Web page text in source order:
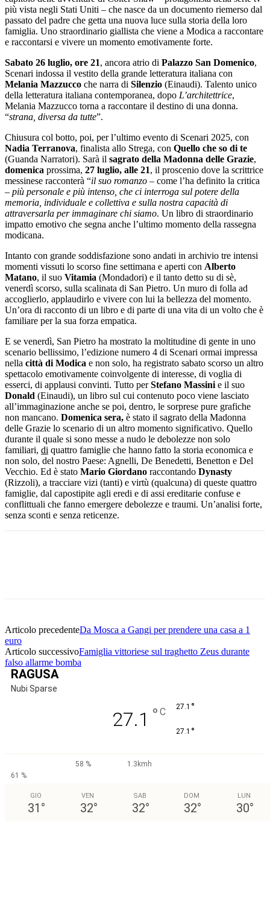
più vista negli Stati Uniti – che nasce da un documento riemerso dal
passato del padre che getta una nuova luce sulla storia della loro
famiglia. Uno straordinario giallista che viene a Modica a raccontare
e raccontarsi e vivere un momento emotivamente forte.
Sabato 26 luglio, ore 21, ancora atrio di Palazzo San Domenico,
Scenari indossa il vestito della grande letteratura italiana con
Melania Mazzucco che narra di Silenzio (Einaudi). Talento unico
della letteratura italiana contemporanea, dopo L’architettrice,
Melania Mazzucco torna a raccontare il destino di una donna.
“strana, diversa da tutte”.
Chiusura col botto, poi, per l’ultimo evento di Scenari 2025, con
Nadia Terranova, finalista allo Strega, con Quello che so di te
(Guanda Narratori). Sarà il sagrato della Madonna delle Grazie,
domenica prossima, 27 luglio, alle 21, il proscenio dove la scrittrice
messinese racconterà “il suo romanzo – come l’ha definito la critica
– più personale e più intenso, che ci interroga sul potere della
memoria, individuale e collettiva e sulla nostra capacità di
attraversarla per immaginare chi siamo. Un libro di straordinario
impatto emotivo che segna anche l’ultimo momento della rassegna
modicana.
Intanto con grande soddisfazione sono andati in archivio tre intensi
momenti vissuti lo scorso fine settimana e aperti con Alberto
Matano, il suo Vitamia (Mondadori) e il tanto detto su di sè,
venerdì scorso, sulla scalinata di San Pietro. Un muro di folla ad
accoglierlo, applaudirlo e vivere con lui la bellezza del momento.
Un’ora di racconto di un libro e di parte di una vita di un volto che è
familiare per la sua forza empatica.
E se venerdì, San Pietro ha mostrato la moltitudine di gente in uno
scenario bellissimo, l’edizione numero 4 di Scenari ormai impressa
nella città di Modica e non solo, ha registrato sabato scorso un altro
spettacolo emotivamente coinvolgente di interesse, di voglia di
esserci, di applausi convinti. Tutto perStefano Massini e il suo
Donald (Einaudi), un libro sul cui contenuto poco viene lasciato
all’immaginazione anche se poi, dentro, le sorprese pure grafiche
non mancano. Domenica sera, è stato il sagrato della Madonna
delle Grazie lo scenario di un altro momento significativo. Quello
durante il quale si sono messe a nudo le debolezze non solo
familiari, di quattro famiglie che hanno fatto la storia economica e
non solo, del nostro Paese: Agnelli, De Benedetti, Benetton e Del
Vecchio. Ed è stato Mario Giordano raccontando Dynasty
(Rizzoli), a tracciare vizi (tanti) e virtù (qualcuna) di queste quattro
famiglie, dal capostipite agli eredi e di assi ereditarie confuse e
conflittuali che fanno emergere debolezze e traumi. Un’analisi forte,
senza sconti e senza reticenze.
Articolo precedenteDa Mosca a Gangi per prendere una casa a 1
euro
Articolo successivoFamiglia vittoriese sul traghetto Zeus durante
falso allarme bomba
RAGUSA
Nubi Sparse
27.1 ° C 27.1 °
27.1 °
58 %
1.3kmh
61 %
GIO
31 °
VEN
32°
SAB
32°
DOM
32°
LUN
30°